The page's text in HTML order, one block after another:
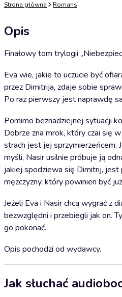
Strona główna Romans
Opis
Finałowy tom trylogii
Eva wie, jakie to uczucie być
przez Dimitrija, zdaje sobie
Po raz pierwszy jest naprawdę
Pomimo beznadziejnej sytuacji
Dobrze zna mrok, który czai się
strach jest jej sprzymierzeńcem.
myśli, Nasir usilnie próbuje ją
jakiej spodziewa się Dimitrij,
mężczyzny, który powinien być
Jeżeli Eva i Nasir chcą wygrać z
bezwzględni i przebiegli jak on.
go pokonać.
Opis pochodzi od wydawcy.
Jak słuchać